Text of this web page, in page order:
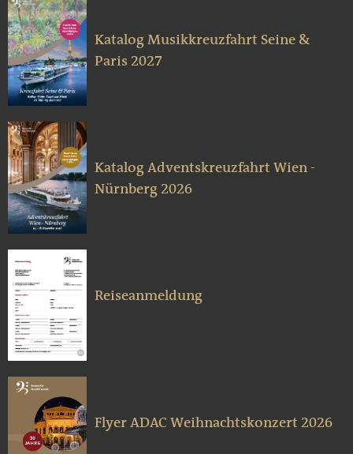
Katalog Musikkreuzfahrt Seine &
Paris 2027
Katalog Adventskreuzfahrt Wien -
Nürnberg 2026
Reiseanmeldung
Flyer ADAC Weihnachtskonzert 2026